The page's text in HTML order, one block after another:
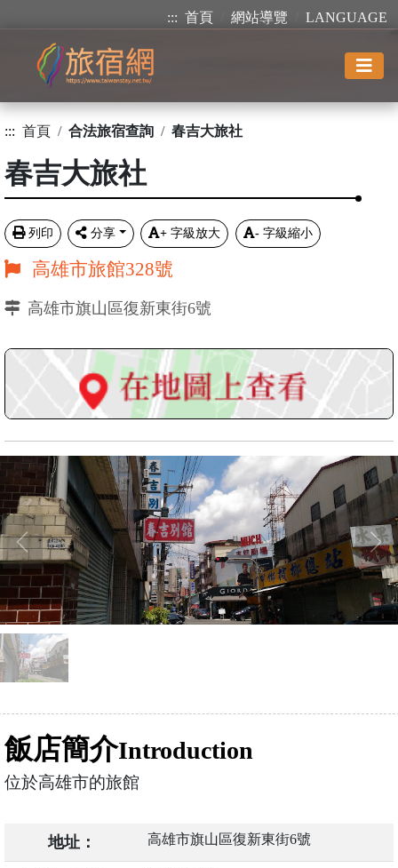
::: 首頁 網站導覽 LANGUAGE
::: 首頁 合法旅宿查詢 春吉大旅社
春吉大旅社
列印 分享 + 字級放大 - 字級縮小
高雄市旅館328號
高雄市旗山區復新東街6號
飯店簡介Introduction
位於高雄市的旅館
地址： 高雄市旗山區復新東街6號